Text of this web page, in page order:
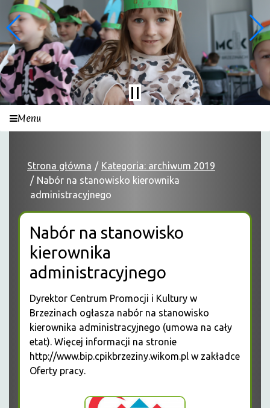
Menu
Strona główna
Kategoria: archiwum 2019
Nabór na stanowisko kierownika
administracyjnego
Nabór na stanowisko
kierownika
administracyjnego
Dyrektor Centrum Promocji i Kultury w
Brzezinach ogłasza nabór na stanowisko
kierownika administracyjnego (umowa na cały
etat). Więcej informacji na stronie
http://www.bip.cpikbrzeziny.wikom.pl w zakładce
Oferty pracy.